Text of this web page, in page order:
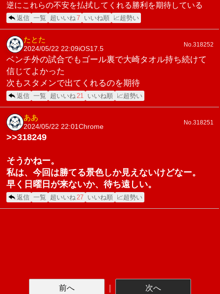
逆にこれらの不安を払拭してくれる勝利を期待している
返信 一覧 超いいね7 いいね順 📈超勢い
たとた
2024/05/22 22:09iOS17.5
No.318252
ベンチ外の試合でもゴール裏で大崎タオル持ち続けて
信じてよかった
次もスタメンで出てくれるのを期待
返信 一覧 超いいね21 いいね順 📈超勢い
ああ
2024/05/22 22:01Chrome
No.318251
>>318249
そうかねー。
私は、今回は勝てる景色しか見えないけどなー。
早く日曜日が来ないか、待ち遠しい。
返信 一覧 超いいね27 いいね順 📈超勢い
前へ 次へ